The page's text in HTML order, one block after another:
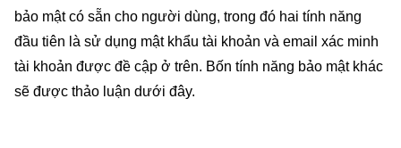
bảo mật có sẵn cho người dùng, trong đó hai tính năng
đầu tiên là sử dụng mật khẩu tài khoản và email xác minh
tài khoản được đề cập ở trên. Bốn tính năng bảo mật khác
sẽ được thảo luận dưới đây.